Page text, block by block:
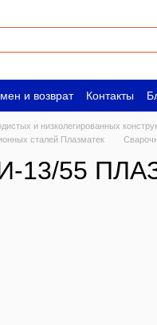
и возврат Контакты
лицам Вакансии
и низколегированных
сталей Плазматек
13/55